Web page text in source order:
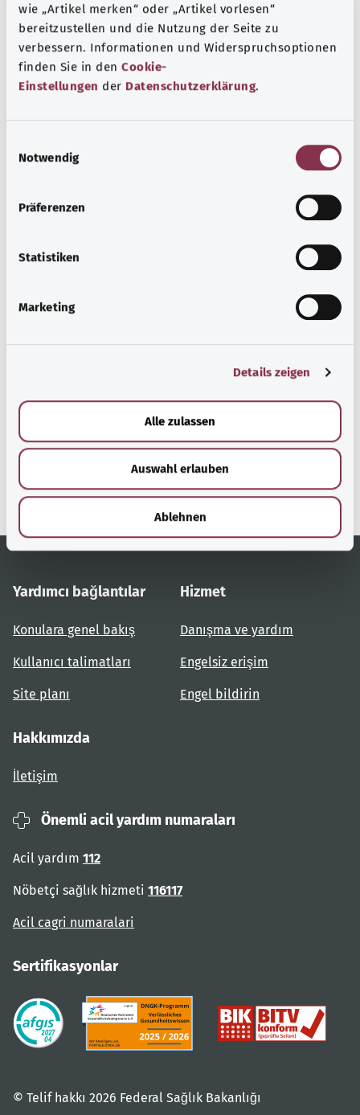
wie „Artikel merken“ oder „Artikel vorlesen“
bereitzustellen und die Nutzung der Seite zu
verbessern. Informationen und Widerspruchsoptionen
finden Sie in den Cookie-
Einstellungen der Datenschutzerklärung.
Notwendig
Präferenzen
Statistiken
Marketing
Details zeigen
Alle zulassen
Auswahl erlauben
Ablehnen
Rabdomiyoliz
parçalanması durumudur. Ağır seyirler hızlı bir tedavi
Ayrıntılı bilgi edinin
gesund.bund.de
Federal Sağlık Bakanlığı'nın
bir hizmetidir.
Yardımcı bağlantılar
Konulara genel bakış
Kullanıcı talimatları
Site planı
Hizmet
Danışma ve yardım
Engelsiz erişim
Engel bildirin
Hakkımızda
İletişim
Önemli acil yardım numaraları
Acil yardım 112
Nöbetçi sağlık hizmeti 116117
Acil cagri numaralari
Sertifikasyonlar
© Telif hakkı 2026 Federal Sağlık Bakanlığı